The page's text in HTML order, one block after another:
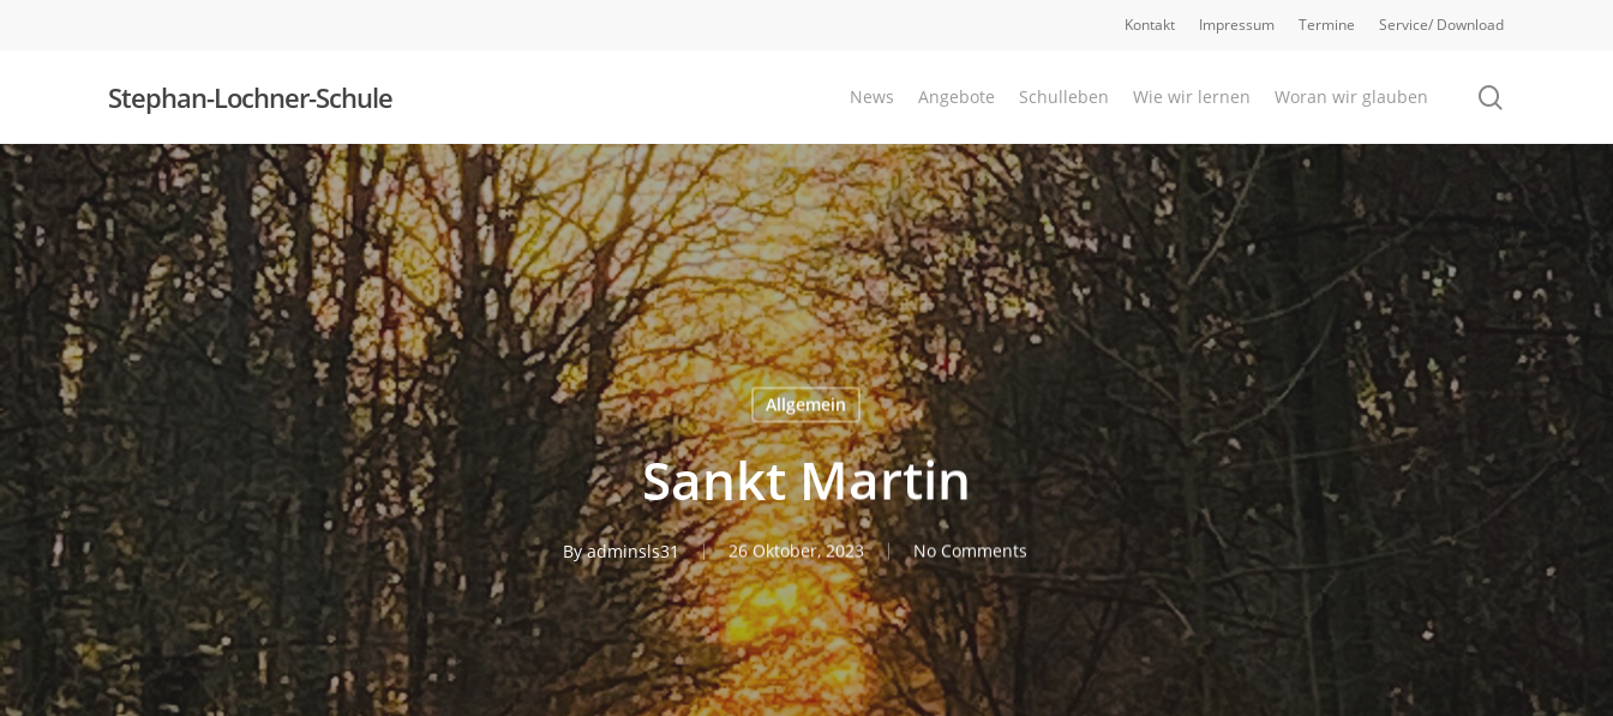
Kontakt Impressum Termine Service/ Download
Stephan-Lochner-Schule News Angebote Schulleben Wie wir lernen Woran wir glauben
Allgemein
Sankt Martin
By adminsls31 26 Oktober, 2023 No Comments